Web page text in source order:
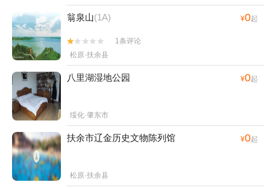
翁泉山(1A) ¥0起


1条评论
松原·扶余县
八里湖湿地公园 ¥0起
绥化·肇东市
扶余市辽金历史文物陈列馆 ¥0起
松原·扶余县